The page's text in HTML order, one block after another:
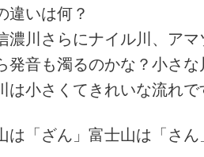
違いは何？
濃川さらにナイル川、ア
発音も濁るのかな？小さ
小さくてきれいな流れで
は「ざん」富士山は「さ